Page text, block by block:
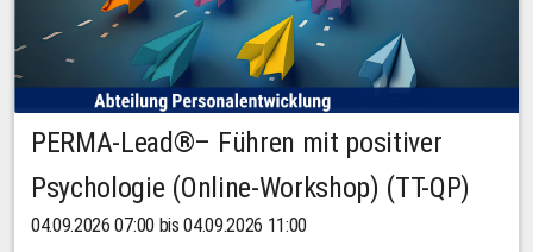
PERMA-Lead®– Führen mit positiver
Psychologie (Online-Workshop) (TT-QP)
04.09.2026 07:00 bis 04.09.2026 11:00